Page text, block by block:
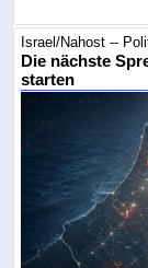
Israel/Nahost --
Die nächste
starten